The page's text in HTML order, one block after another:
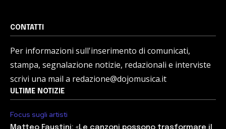
CONTATTI
Per informazioni sull'inserimento di comunicati,
stampa, segnalazione notizie, redazionali e interviste
scrivi una mail a redazione@dojomusica.it
ULTIME NOTIZIE
Focus sugli artisti
Matteo Faustini: «Le canzoni possono trasformare il